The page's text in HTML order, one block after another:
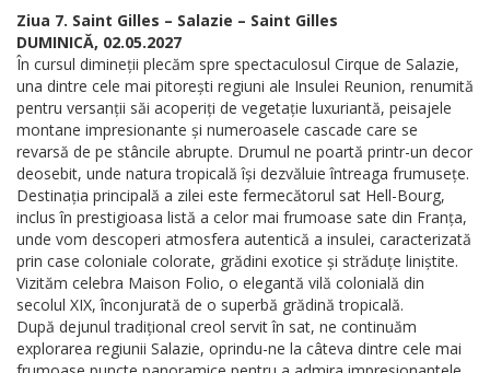
Ziua 7. Saint Gilles – Salazie – Saint Gilles
DUMINICĂ, 02.05.2027
În cursul dimineții plecăm spre spectaculosul Cirque de Salazie,
una dintre cele mai pitorești regiuni ale Insulei Reunion, renumită
pentru versanții săi acoperiți de vegetație luxuriantă, peisajele
montane impresionante și numeroasele cascade care se
revarsă de pe stâncile abrupte. Drumul ne poartă printr-un decor
deosebit, unde natura tropicală își dezvăluie întreaga frumusețe.
Destinația principală a zilei este fermecătorul sat Hell-Bourg,
inclus în prestigioasa listă a celor mai frumoase sate din Franța,
unde vom descoperi atmosfera autentică a insulei, caracterizată
prin case coloniale colorate, grădini exotice și străduțe liniștite.
Vizităm celebra Maison Folio, o elegantă vilă colonială din
secolul XIX, înconjurată de o superbă grădină tropicală.
După dejunul tradițional creol servit în sat, ne continuăm
explorarea regiunii Salazie, oprindu-ne la câteva dintre cele mai